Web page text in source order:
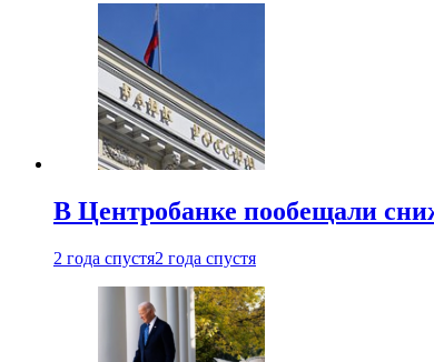
В Центробанке пообещали
2 года спустя2 года спустя